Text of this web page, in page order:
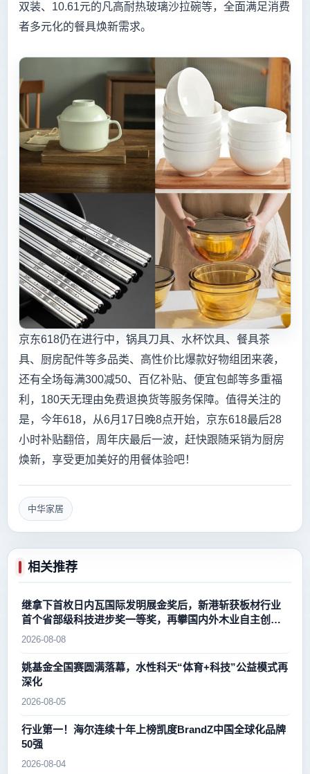
双装、10.61元的凡高耐热玻璃沙拉碗等，全面满足消费
者多元化的餐具焕新需求。
京东618仍在进行中，锅具刀具、水杯饮具、餐具茶
具、厨房配件等多品类、高性价比爆款好物组团来袭，
还有全场每满300减50、百亿补贴、便宜包邮等多重福
利，180天无理由免费退换货等服务保障。值得关注的
是，今年618，从6月17日晚8点开始，京东618最后28
小时补贴翻倍，周年庆最后一波，赶快跟随采销为厨房
焕新，享受更加美好的用餐体验吧！
中华家居
相关推荐
继拿下首枚日内瓦国际发明展金奖后，新港斩获板材行业
首个省部级科技进步奖一等奖，再攀国内外木业自主创新
新高峰
2026-08-08
姚基金全国赛圆满落幕，水性科天“体育+科技”公益模式再
深化
2026-08-05
行业第一！海尔连续十年上榜凯度BrandZ中国全球化品牌
50强
2026-08-04